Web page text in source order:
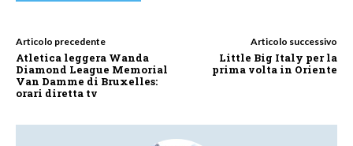
Articolo precedente
Atletica leggera Wanda
Diamond League Memorial
Van Damme di Bruxelles:
orari diretta tv
Articolo successivo
Little Big Italy per la
prima volta in Oriente